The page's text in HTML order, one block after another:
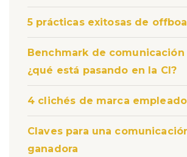
5 prácticas exitosas de
Benchmark de
¿qué está pasando en la CI?
4 clichés de marca
Claves para una
ganadora